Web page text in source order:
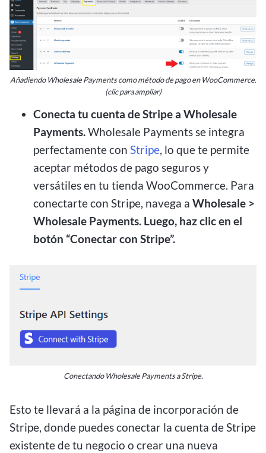
Añadiendo Wholesale Payments como método de pago en WooCommerce.
(clic para ampliar)
Conecta tu cuenta de Stripe a Wholesale
Payments.Wholesale Payments se integra
perfectamente con Stripe, lo que te permite
aceptar métodos de pago seguros y
versátiles en tu tienda WooCommerce. Para
conectarte con Stripe, navega a Wholesale >
Wholesale Payments. Luego, haz clic en el
botón “Conectar con Stripe”.
Conectando Wholesale Payments a Stripe.
Esto te llevará a la página de incorporación de
Stripe, donde puedes conectar la cuenta de Stripe
existente de tu negocio o crear una nueva